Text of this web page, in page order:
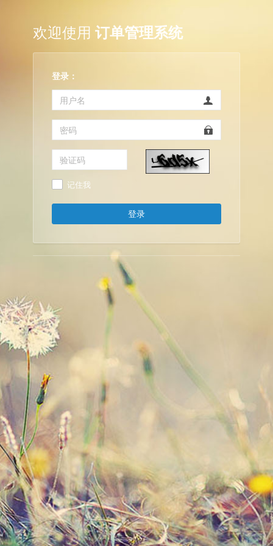
欢迎使用 订单管理系统
登录：
记住我
登录